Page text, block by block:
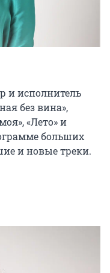
и исполнитель
без вина»,
«Лето» и
больших
и новые треки.